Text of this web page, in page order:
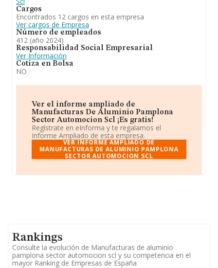
posiciones frente al 2023. En el ranking de todas las
empresas en el territorio nacional, ha experimentado un
retroceso.
Cargos
Encontrados 12 cargos en esta empresa
Ver cargos de Empresa
Número de empleados
412 (año 2024)
Responsabilidad Social Empresarial
Ver Información
Cotiza en Bolsa
NO
Ver el informe ampliado de
Manufacturas De Aluminio Pamplona
Sector Automocion Scl ¡Es gratis!
Regístrate en eInforma y te regalamos el
Informe Ampliado de esta empresa.
VER INFORME AMPLIADO DE
MANUFACTURAS DE ALUMINIO PAMPLONA
SECTOR AUTOMOCION SCL
Rankings
Consulte la evolución de Manufacturas de aluminio
pamplona sector automocion scl y su competencia en el
mayor Ranking de Empresas de España